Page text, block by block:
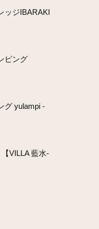
ッジIBARAKI
ピング
グ yulampi -
【VILLA 藍水-